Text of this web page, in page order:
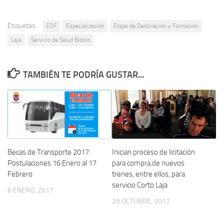
Etiquetas: EDF Especialización
Etapa de Destinación y Formación
Laja
Servicio de Salud Biobío
TAMBIÉN TE PODRÍA GUSTAR...
Becas de Transporte 2017:
Postulaciones 16 Enero al 17
Febrero
6 ENERO, 2017
Inician proceso de licitación
para compra de nuevos
trenes, entre ellos, para
servicio Corto Laja
29 OCTUBRE, 2017